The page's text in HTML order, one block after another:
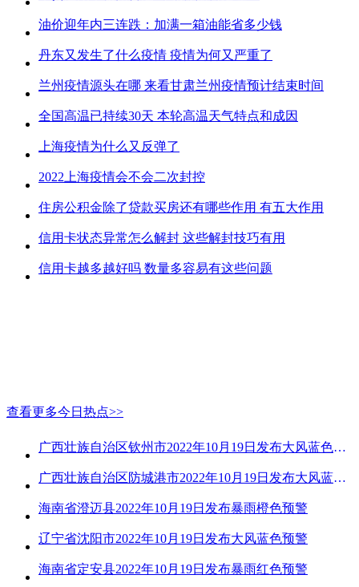
油价迎年内三连跌：加满一箱油能省多少钱
丹东又发生了什么疫情 疫情为何又严重了
兰州疫情源头在哪 来看甘肃兰州疫情预计结束时间
全国高温已持续30天 本轮高温天气特点和成因
上海疫情为什么又反弹了
2022上海疫情会不会二次封控
住房公积金除了贷款买房还有哪些作用 有五大作用
信用卡状态异常怎么解封 这些解封技巧有用
信用卡越多越好吗 数量多容易有这些问题
查看更多今日热点>>
广西壮族自治区钦州市2022年10月19日发布大风蓝色预警
广西壮族自治区防城港市2022年10月19日发布大风蓝色预警
海南省澄迈县2022年10月19日发布暴雨橙色预警
辽宁省沈阳市2022年10月19日发布大风蓝色预警
海南省定安县2022年10月19日发布暴雨红色预警